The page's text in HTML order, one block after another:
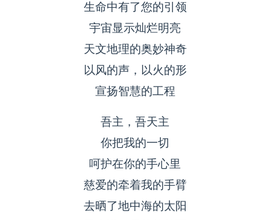
生命中有了您的引领
宇宙显示灿烂明亮
天文地理的奥妙神奇
以风的声，以火的形
宣扬智慧的工程
吾主，吾天主
你把我的一切
呵护在你的手心里
慈爱的牵着我的手臂
去晒了地中海的太阳